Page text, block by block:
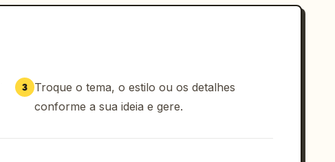
3
Troque o tema, o estilo ou os detalhes
conforme a sua ideia e gere.